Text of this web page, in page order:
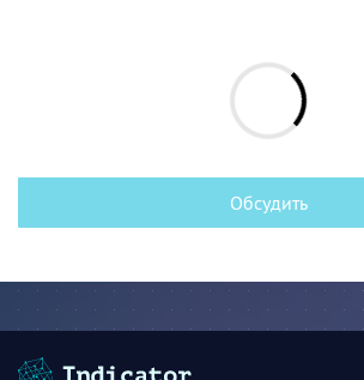
Обсудить